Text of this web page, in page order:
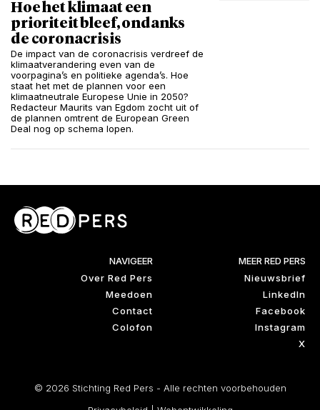
Hoe het klimaat een
prioriteit bleef, ondanks
de coronacrisis
De impact van de coronacrisis verdreef de
klimaatverandering even van de
voorpagina’s en politieke agenda’s. Hoe
staat het met de plannen voor een
klimaatneutrale Europese Unie in 2050?
Redacteur Maurits van Egdom zocht uit of
de plannen omtrent de European Green
Deal nog op schema lopen.
NAVIGEER
Over Red Pers
Meedoen
Contact
Colofon
MEER RED PERS
Nieuwsbrief
LinkedIn
Facebook
Instagram
X
© 2026 Stichting Red Pers - Alle rechten voorbehouden